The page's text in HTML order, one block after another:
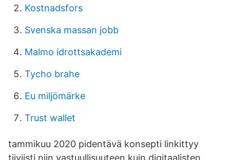
Kostnadsfors
Svenska massan jobb
Malmo idrottsakademi
Tycho brahe
Eu miljömärke
Trust wallet
tammikuu 2020 pidentävä konsepti linkittyy
tiiviisti niin vastuullisuuteen kuin digitaalisten